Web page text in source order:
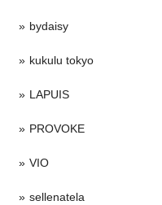
bydaisy
kukulu tokyo
LAPUIS
PROVOKE
VIO
sellenatela